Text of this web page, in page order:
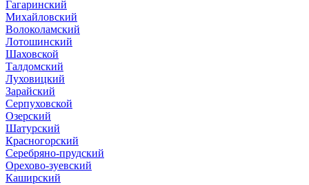
Гагаринский
Михайловский
Волоколамский
Лотошинский
Шаховской
Талдомский
Луховицкий
Зарайский
Серпуховской
Озерский
Шатурский
Красногорский
Серебряно-прудский
Орехово-зуевский
Каширский